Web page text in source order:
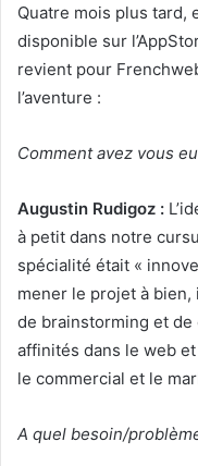
Quatre mois plus tard,
disponible sur
revient pour
l’aventure :
Comment avez vous
Augustin Rudigoz :
à petit dans notre
spécialité était «
mener le projet à
de brainstorming et
affinités dans le web
le commercial et le
A quel besoin/